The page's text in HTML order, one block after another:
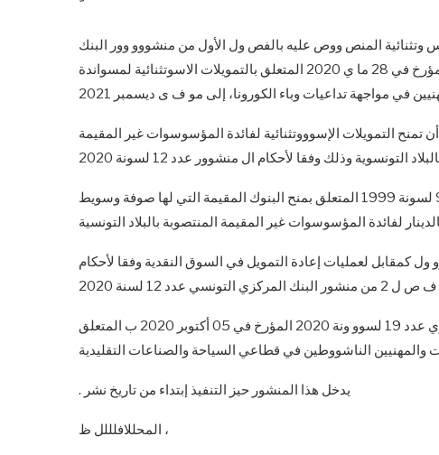
الاس وتثنائية المنص ووص عليه بالفص ول الأول من منشووو وور البنك
المركزي التونسووو وي عدد 12 لسووو ونة 2020 المؤرخ في 28 ما ي 2020 المتعلق بالتمويلات الاسوتثنائية لمسواندة
ويمكن أيضوووا للبنوك إلى غاية موف ّ ى ديسووومبر 2021 أن تمنح التمويلات الإسوووتثنائية لفائدة المؤسوسوات غير المقيمة
التونسوية وذلك وفقا لأحكام ال منشوور عدد 12 لسونة 2020
الم شوار إليه مع مراعاة الشوروط الواردة بالمنشوور عدد 9 لسونة 1999 المتعلق بمنح البنوك المقيمة التي لها صوفة وسويط
ول كمقابل لعمليات إعادة التمويل في السوق النقدية وفقا لأحكام
الفصلل ل 3 -يلطى منشوو وور البنك المركزي التونسوو وي عدد 19 لسوو ونة 2020 المؤرخ في 05 أكتوبر 2020 ب المتعلق
. يدخل هذا المنشور حيز التنفيذ إبتداء من تاريخ نشر
المحللافلللل ظ ،